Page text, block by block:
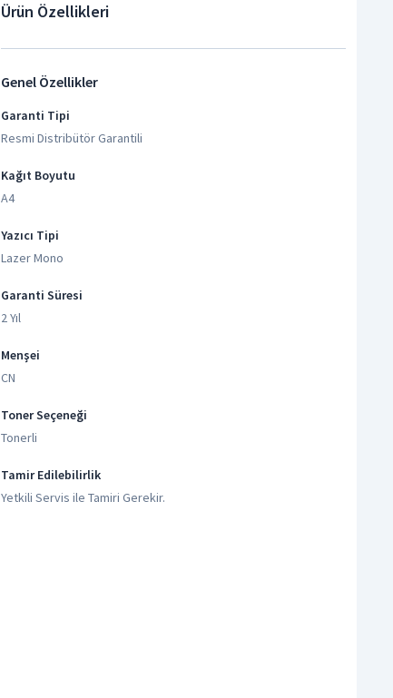
Ürün Özellikleri
Genel Özellikler
Garanti Tipi
Resmi Distribütör Garantili
Kağıt Boyutu
A4
Yazıcı Tipi
Lazer Mono
Garanti Süresi
2 Yıl
Menşei
CN
Toner Seçeneği
Tonerli
Tamir Edilebilirlik
Yetkili Servis ile Tamiri Gerekir.